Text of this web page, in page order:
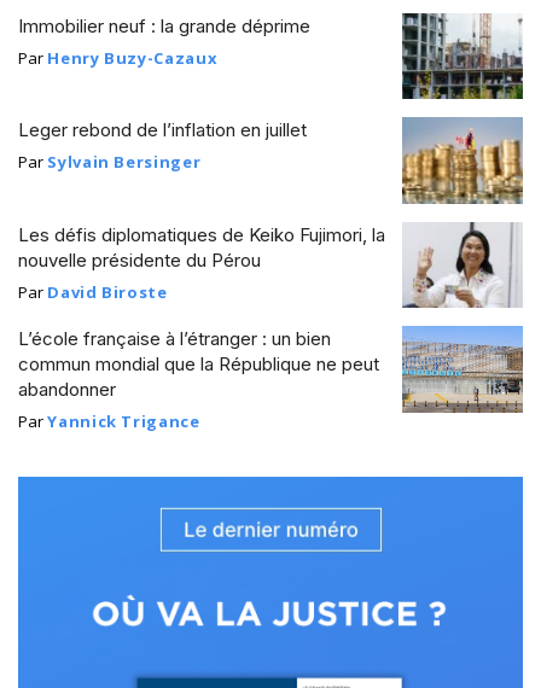
Immobilier neuf : la grande déprime
Par Henry Buzy-Cazaux
Leger rebond de l’inflation en juillet
Par Sylvain Bersinger
Les défis diplomatiques de Keiko Fujimori, la
nouvelle présidente du Pérou
Par David Biroste
L’école française à l’étranger : un bien
commun mondial que la République ne peut
abandonner
ParYannick Trigance